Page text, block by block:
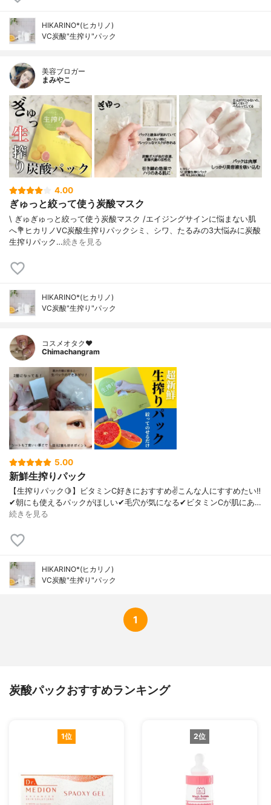
HIKARINO*(ヒカリノ)
VC炭酸"生搾り"パック
美容ブロガー
まみやこ
4.00
ぎゅっと絞って使う炭酸マスク
\ ぎゅぎゅっと絞って使う炭酸マスク /⁡エイジングサインに悩まない肌
へ⁡⁡⁡💐ヒカリノVC炭酸生搾りパック⁡⁡⁡シミ、シワ、たるみの3大悩みに炭酸
生搾りパック…続きを見る
HIKARINO*(ヒカリノ)
VC炭酸"生搾り"パック
コスメオタク♥︎
Chimachangram
5.00
新鮮生搾りパック
【生搾りパック🍋】⁡⁡ビタミンC好きにおすすめ✌️⁡⁡こんな人にすすめたい‼️⁡
⁡⁡⁡⁡⁡✔朝にも使えるパックがほしい⁡✔毛穴が気になる⁡✔ビタミンCが肌にあ…
続きを見る
HIKARINO*(ヒカリノ)
VC炭酸"生搾り"パック
1
炭酸パックおすすめランキング
1位 2位